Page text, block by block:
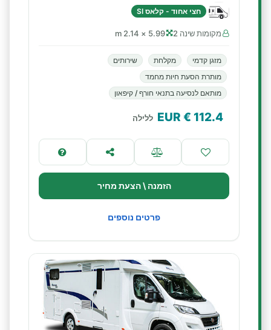
חצי אחוד - קלאס SI
מקומות שינה 2 5.99 × 2.14 m
מזגן קדמי מקלחת
שירותים
מותרת הסעת חיות מחמד
מותאם לנסיעה בתנאי חורף / קיפאון
112.4
€ EUR ללילה
הזמנה \ הצעת מחיר
פרטים נוספים